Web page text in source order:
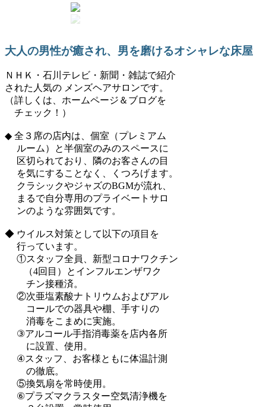
大人の男性が癒され、男を磨けるオシャレな床屋
ＮＨＫ・石川テレビ・新聞・雑誌で紹介
された人気の メンズヘアサロンです。
（詳しくは、ホームページ＆ブログを
チェック！）
◆ 全３席の店内は、個室（プレミアム
ルーム）と半個室のみのスペースに
区切られており、隣のお客さんの目
を気にすることなく、くつろげます。
クラシックやジャズのBGMが流れ、
まるで自分専用のプライベートサロ
ンのような雰囲気です。
◆ ウイルス対策として以下の項目を
行っています。
①スタッフ全員、新型コロナワクチン
（4回目）とインフルエンザワク
チン接種済。
②次亜塩素酸ナトリウムおよびアル
コールでの器具や棚、手すりの
消毒をこまめに実施。
③アルコール手指消毒薬を店内各所
に設置、使用。
④スタッフ、お客様ともに体温計測
の徹底。
⑤換気扇を常時使用。
⑥プラズマクラスター空気清浄機を